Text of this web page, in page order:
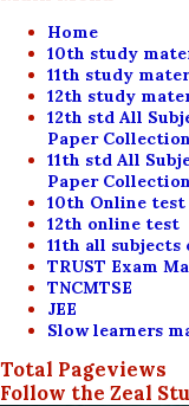
Home
10th study
11th study
12th study
12th std All
Paper
11th std All
Paper
10th Online test
12th online test
11th all
TRUST Exam
TNCMTSE
JEE
Slow learners
Total Pageviews
Follow the Zeal